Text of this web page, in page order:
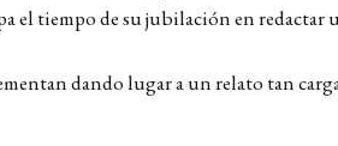
el tiempo de su jubilación en
dando lugar a un relato tan